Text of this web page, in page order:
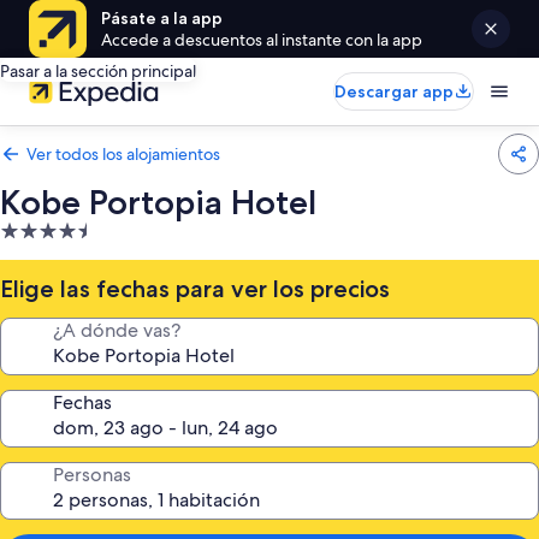
Pásate a la app
Accede a descuentos al instante con la app
Pasar a la sección principal
Descargar app
Ver todos los alojamientos
Kobe Portopia Hotel
Alojamiento
de
4.5 estrellas
Elige las fechas para ver los precios
¿A dónde vas?
Fechas
Personas